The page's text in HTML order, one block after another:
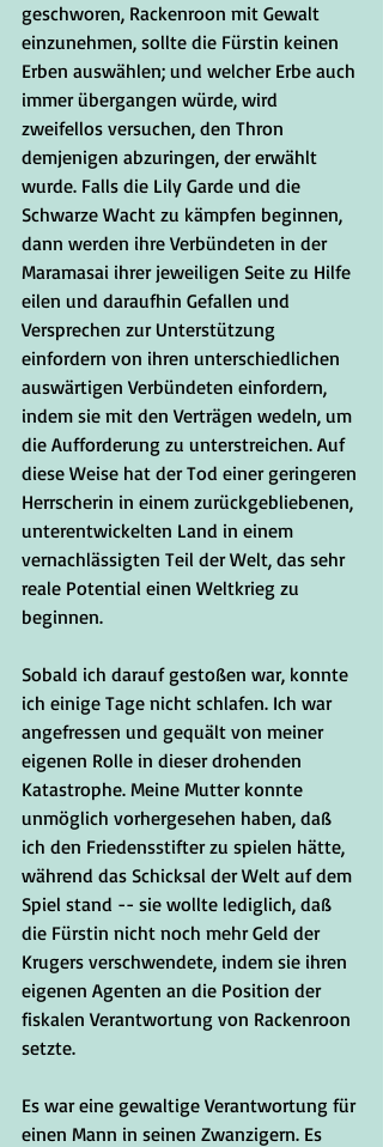
geschworen, Rackenroon mit Gewalt
einzunehmen, sollte die Fürstin keinen
Erben auswählen; und welcher Erbe auch
immer übergangen würde, wird
zweifellos versuchen, den Thron
demjenigen abzuringen, der erwählt
wurde. Falls die Lily Garde und die
Schwarze Wacht zu kämpfen beginnen,
dann werden ihre Verbündeten in der
Maramasai ihrer jeweiligen Seite zu Hilfe
eilen und daraufhin Gefallen und
Versprechen zur Unterstützung
einfordern von ihren unterschiedlichen
auswärtigen Verbündeten einfordern,
indem sie mit den Verträgen wedeln, um
die Aufforderung zu unterstreichen. Auf
diese Weise hat der Tod einer geringeren
Herrscherin in einem zurückgebliebenen,
unterentwickelten Land in einem
vernachlässigten Teil der Welt, das sehr
reale Potential einen Weltkrieg zu
beginnen.
Sobald ich darauf gestoßen war, konnte
ich einige Tage nicht schlafen. Ich war
angefressen und gequält von meiner
eigenen Rolle in dieser drohenden
Katastrophe. Meine Mutter konnte
unmöglich vorhergesehen haben, daß
ich den Friedensstifter zu spielen hätte,
während das Schicksal der Welt auf dem
Spiel stand -- sie wollte lediglich, daß
die Fürstin nicht noch mehr Geld der
Krugers verschwendete, indem sie ihren
eigenen Agenten an die Position der
fiskalen Verantwortung von Rackenroon
setzte.
Es war eine gewaltige Verantwortung für
einen Mann in seinen Zwanzigern. Es